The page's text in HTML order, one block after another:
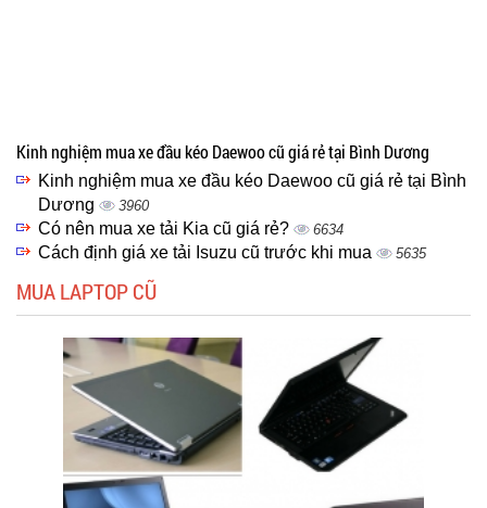
Kinh nghiệm mua xe đầu kéo Daewoo cũ giá rẻ tại Bình Dương
Kinh nghiệm mua xe đầu kéo Daewoo cũ giá rẻ tại Bình
Dương
3960
Có nên mua xe tải Kia cũ giá rẻ? 6634
Cách định giá xe tải Isuzu cũ trước khi mua 5635
MUA LAPTOP CŨ